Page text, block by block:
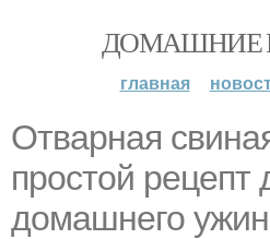
ДОМАШНИЕ
главная
Отварная
простой рецепт
домашнего